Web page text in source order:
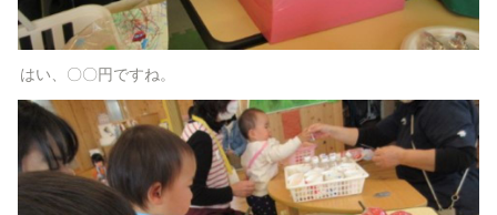
はい、〇〇円ですね。